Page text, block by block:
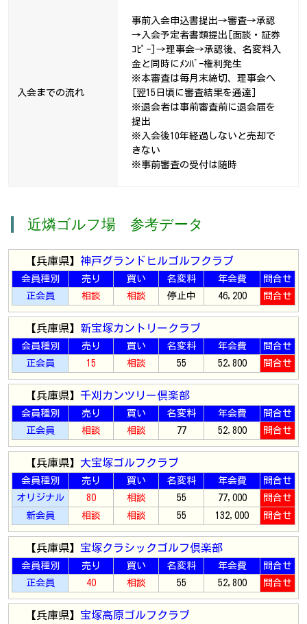
入会までの流れ
事前入会申込書提出→審査→承認
→入会予定者書類提出[面談・証券
ｺﾋﾟｰ]→理事会→承認後、名変料入
金と同時にﾒﾝﾊﾞｰ権利発生
※本審査は毎月末締切、理事会へ
[翌15日頃に審査結果を通達]
※退会者は事前審査前に退会届を
提出
※入会後10年経過しないと売却で
きない
※事前審査の受付は随時
近燐ゴルフ場 参考データ
【兵庫県】 神戸グランドヒルゴルフクラブ
会員種別 売り 買い 名変料 年会費
問合せ
正会員
相談 相談 停止中 46,200 問合せ
【兵庫県】 新宝塚カントリークラブ
会員種別 売り 買い 名変料 年会費
問合せ
正会員
15 相談 55 52,800 問合せ
【兵庫県】 千刈カンツリー倶楽部
会員種別 売り 買い 名変料 年会費
問合せ
正会員
相談 相談 77 52,800 問合せ
【兵庫県】 大宝塚ゴルフクラブ
会員種別 売り 買い 名変料 年会費
問合せ
オリジナル
80 相談 55 77,000
問合せ
新会員
相談 相談 55 132,000 問合せ
【兵庫県】 宝塚クラシックゴルフ倶楽部
会員種別 売り 買い 名変料 年会費
問合せ
正会員
40 相談 55 52,800 問合せ
【兵庫県】 宝塚高原ゴルフクラブ